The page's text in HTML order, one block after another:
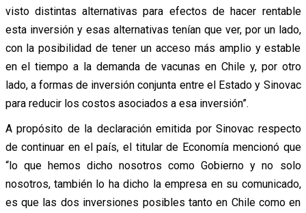
visto distintas alternativas para efectos de hacer rentable
esta inversión y esas alternativas tenían que ver, por un lado,
con la posibilidad de tener un acceso más amplio y estable
en el tiempo a la demanda de vacunas en Chile y, por otro
lado, a formas de inversión conjunta entre el Estado y Sinovac
para reducir los costos asociados a esa inversión”.
A propósito de la declaración emitida por Sinovac respecto
de continuar en el país, el titular de Economía mencionó que
“lo que hemos dicho nosotros como Gobierno y no solo
nosotros, también lo ha dicho la empresa en su comunicado,
es que las dos inversiones posibles tanto en Chile como en